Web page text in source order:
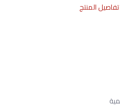
تفاصيل المنتج